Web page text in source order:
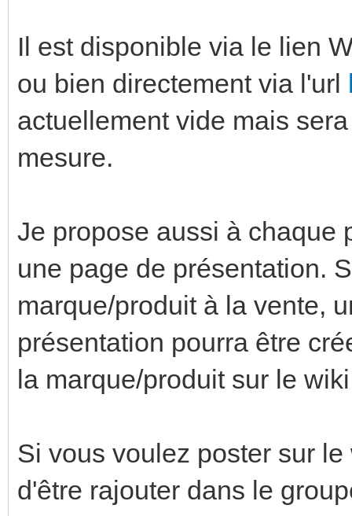
Il est disponible via le lien
ou bien directement via l'url
actuellement vide mais
mesure.
Je propose aussi à chaque
une page de présentation.
marque/produit à la vente,
présentation pourra être
la marque/produit sur le
Si vous voulez poster sur
d'être rajouter dans le